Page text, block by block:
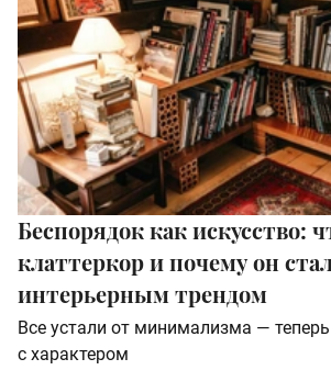
Беспорядок как искусство:
клаттеркор и почему он
интерьерным трендом
Все устали от минимализма —
с характером